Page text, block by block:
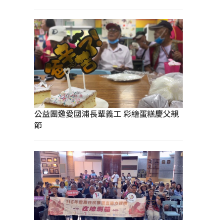
公益團邀愛國浦長輩義工 彩繪蛋糕慶父親
節